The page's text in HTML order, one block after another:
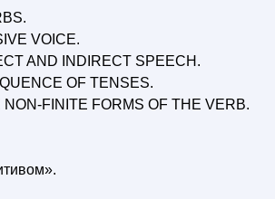
VOICE.
AND INDIRECT SPEECH.
OF TENSES.
FINITE FORMS OF THE VERB.